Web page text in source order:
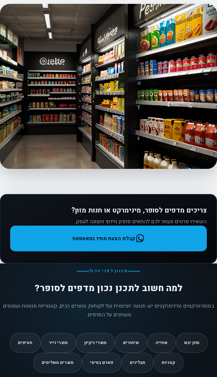
צריכים מדפים לסופר, מינימרקט או חנות מזון?
השאירו פרטים ונעזור לכם להתאים פתרון מידוף ותצוגה לעסק.
קבלת הצעת מחיר בוואטסאפ
תכנון לפני הכול
למה חשוב לתכנן נכון מדפים לסופר?
בסופרמרקטים ומינימרקטים יש תנועה יומיומית של לקוחות, מוצרים רבים, קטגוריות מגוונות ועומסים
משתנים על המדפים.
מזון יבש שתייה שימורים מוצרי ניקיון מוצרי נייר חטיפים
קטניות תבלינים פארם בסיסי מוצרים משלימים